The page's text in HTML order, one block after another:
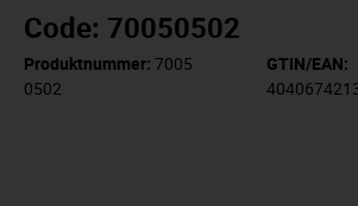
Code: 70050502
Produktnummer: 7005
0502
GTIN/EAN: